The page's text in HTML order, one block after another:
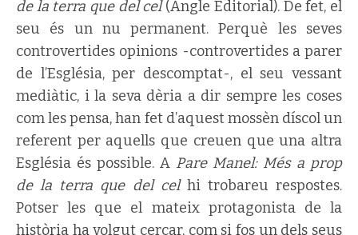
de la terra que del cel(Angle Editorial). De fet, el
seu és un nu permanent. Perquè les seves
controvertides opinions -controvertides a parer
de l’Església, per descomptat-, el seu vessant
mediàtic, i la seva dèria a dir sempre les coses
com les pensa, han fet d’aquest mossèn díscol un
referent per aquells que creuen que una altra
Església és possible. A Pare Manel: Més a prop
de la terra que del celhi trobareu respostes.
Potser les que el mateix protagonista de la
història ha volgut cercar, com si fos un dels seus